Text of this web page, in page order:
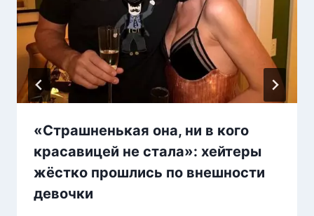
«Стpашненькая она, ни в кого
красавицей не стала»: хейтеры
жёстко пpошлись по внешности
девочки